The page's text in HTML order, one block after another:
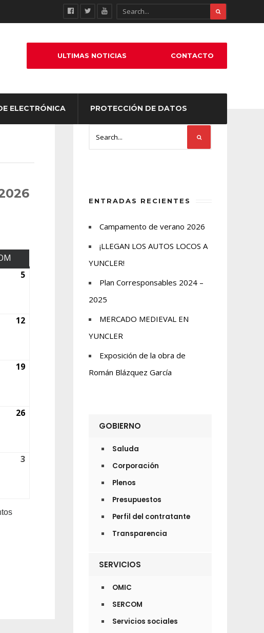
ELECTRÓNICA PROTECCIÓN DE DATOS
ULTIMAS NOTICIAS CONTACTO
5
12
19
26
3
ENTRADAS RECIENTES
Campamento de verano 2026
¡LLEGAN LOS AUTOS LOCOS A
YUNCLER!
Plan Corresponsables 2024 –
2025
MERCADO MEDIEVAL EN
YUNCLER
Exposición de la obra de
Román Blázquez García
GOBIERNO
Saluda
Corporación
Plenos
Presupuestos
Perfil del contratante
Transparencia
SERVICIOS
OMIC
SERCOM
Servicios sociales